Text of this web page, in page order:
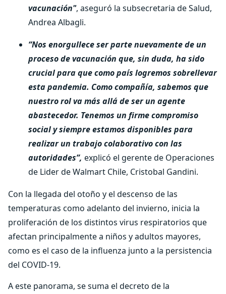
vacunación", aseguró la subsecretaria de Salud,
Andrea Albagli.
“Nos enorgullece ser parte nuevamente de un
proceso de vacunación que, sin duda, ha sido
crucial para que como país logremos sobrellevar
esta pandemia. Como compañía, sabemos que
nuestro rol va más allá de ser un agente
abastecedor. Tenemos un firme compromiso
social y siempre estamos disponibles para
realizar un trabajo colaborativo con las
autoridades”, explicó el gerente de Operaciones
de Lider de Walmart Chile, Cristobal Gandini.
Con la llegada del otoño y el descenso de las
temperaturas como adelanto del invierno, inicia la
proliferación de los distintos virus respiratorios que
afectan principalmente a niños y adultos mayores,
como es el caso de la influenza junto a la persistencia
del COVID-19.
A este panorama, se suma el decreto de la